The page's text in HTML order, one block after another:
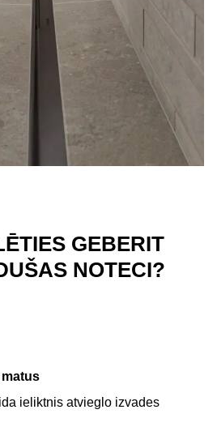
GEBERIT
NOTECI?
ieliktnis atvieglo izvades